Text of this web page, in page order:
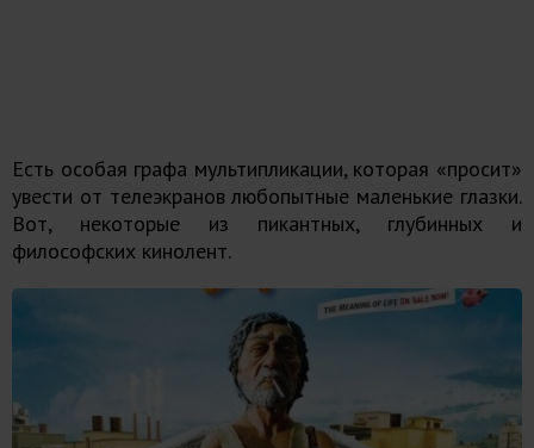
Есть особая графа мультипликации, которая «просит»
увести от телеэкранов любопытные маленькие глазки.
Вот, некоторые из пикантных, глубинных и
философских кинолент.